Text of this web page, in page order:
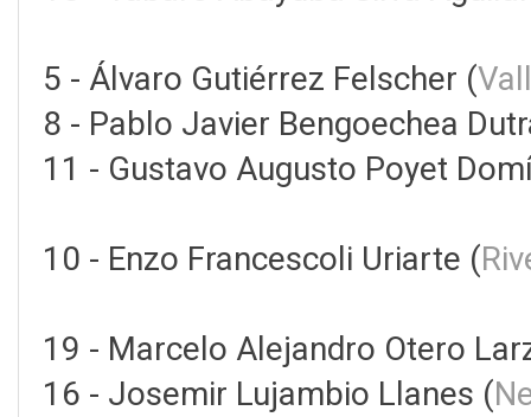
5 - Álvaro Gutiérrez Felscher (
8 - Pablo Javier Bengoechea
11 - Gustavo Augusto Poyet
10 - Enzo Francescoli Uriarte (
19 - Marcelo Alejandro Otero
16 - Josemir Lujambio Llanes (